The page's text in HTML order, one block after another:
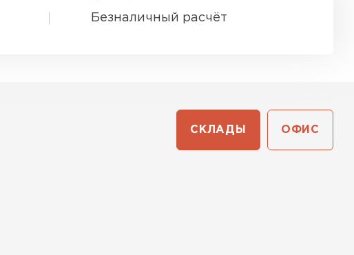
Безналичный расчёт
СКЛАДЫ ОФИС